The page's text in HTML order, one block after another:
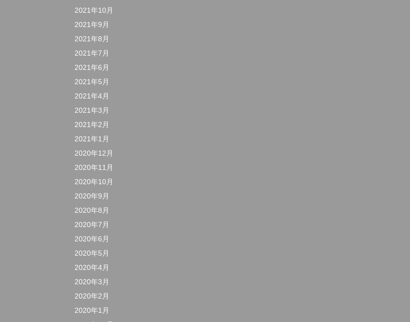
2021年10月
2021年9月
2021年8月
2021年7月
2021年6月
2021年5月
2021年4月
2021年3月
2021年2月
2021年1月
2020年12月
2020年11月
2020年10月
2020年9月
2020年8月
2020年7月
2020年6月
2020年5月
2020年4月
2020年3月
2020年2月
2020年1月